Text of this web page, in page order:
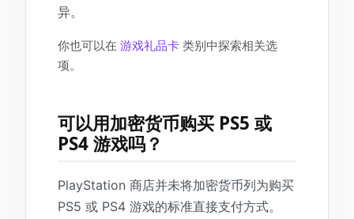
异。
你也可以在 游戏礼品卡 类别中探索相关选
项。
可以用加密货币购买 PS5 或
PS4 游戏吗？
PlayStation 商店并未将加密货币列为购买
PS5 或 PS4 游戏的标准直接支付方式。